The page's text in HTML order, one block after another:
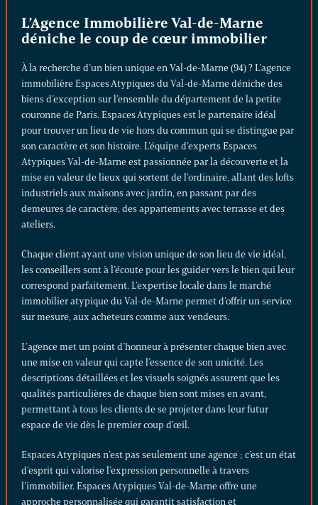
L’Agence Immobilière Val-de-Marne
déniche le coup de cœur immobilier
À la recherche d’un bien unique en Val-de-Marne (94) ? L’agence
immobilière Espaces Atypiques du Val-de-Marne déniche des
biens d’exception sur l’ensemble du département de la petite
couronne de Paris. Espaces Atypiques est le partenaire idéal
pour trouver un lieu de vie hors du commun qui se distingue par
son caractère et son histoire. L’équipe d’experts Espaces
Atypiques Val-de-Marne est passionnée par la découverte et la
mise en valeur de lieux qui sortent de l’ordinaire, allant des lofts
industriels aux maisons avec jardin, en passant par des
demeures de caractère, des appartements avec terrasse et des
ateliers.
Chaque client ayant une vision unique de son lieu de vie idéal,
les conseillers sont à l’écoute pour les guider vers le bien qui leur
correspond parfaitement. L’expertise locale dans le marché
immobilier atypique du Val-de-Marne permet d’offrir un service
sur mesure, aux acheteurs comme aux vendeurs.
L’agence met un point d’honneur à présenter chaque bien avec
une mise en valeur qui capte l’essence de son unicité. Les
descriptions détaillées et les visuels soignés assurent que les
qualités particulières de chaque bien sont mises en avant,
permettant à tous les clients de se projeter dans leur futur
espace de vie dès le premier coup d’œil.
Espaces Atypiques n’est pas seulement une agence ; c’est un état
d’esprit qui valorise l’expression personnelle à travers
l’immobilier. Espaces Atypiques Val-de-Marne offre une
approche personnalisée qui garantit satisfaction et